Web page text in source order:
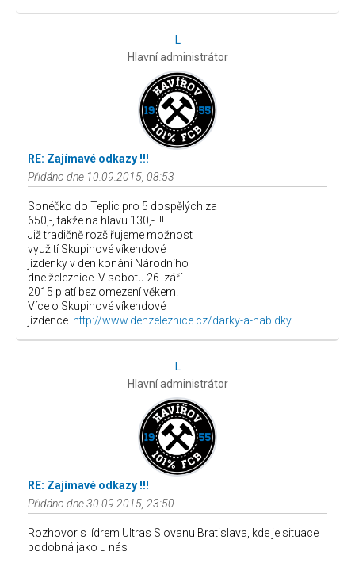
L
Hlavní administrátor
RE: Zajímavé odkazy !!!
Přidáno dne 10.09.2015, 08:53
Sonéčko do Teplic pro 5 dospělých za
650,-, takže na hlavu 130,- !!!
Již tradičně rozšiřujeme možnost
využití Skupinové víkendové
jízdenky v den konání Národního
dne železnice. V sobotu 26. září
2015 platí bez omezení věkem.
Více o Skupinové víkendové
jízdence. http://www.denzeleznice.cz/darky-a-nabidky
L
Hlavní administrátor
RE: Zajímavé odkazy !!!
Přidáno dne 30.09.2015, 23:50
Rozhovor s lídrem Ultras Slovanu Bratislava, kde je situace
podobná jako u nás